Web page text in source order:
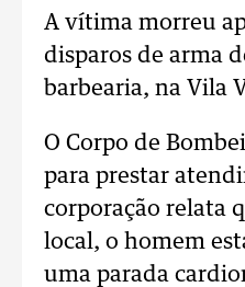
A vítima morreu
disparos de arma
barbearia, na Vila
O Corpo de
para prestar
corporação relata
local, o homem
uma parada